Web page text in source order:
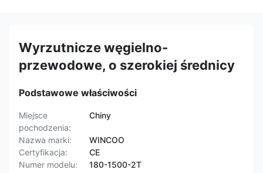
Wyrzutnicze węgielno-
przewodowe, o szerokiej średnicy
Podstawowe właściwości
Miejsce
pochodzenia:
Chiny
Nazwa marki:
WINCOO
Certyfikacja:
CE
Numer modelu:
180-1500-2T